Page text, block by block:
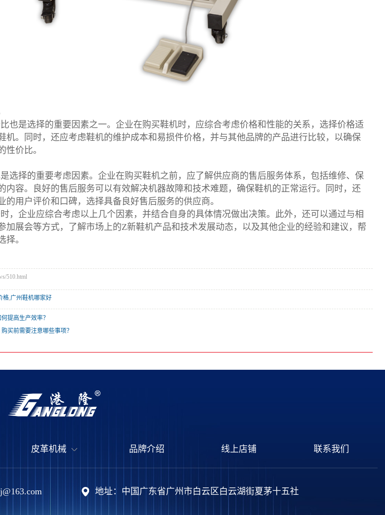
也是选择的重要因素之一。企业在购买鞋机时，应综合考虑价格和性能的关系，选择价格适
机。同时，还应考虑鞋机的维护成本和易损件价格，并与其他品牌的产品进行比较，以确保
性价比。
选择的重要考虑因素。企业在购买鞋机之前，应了解供应商的售后服务体系，包括维修、保
内容。良好的售后服务可以有效解决机器故障和技术难题，确保鞋机的正常运行。同时，还
的用户评价和口碑，选择具备良好售后服务的供应商。
，企业应综合考虑以上几个因素，并结合自身的具体情况做出决策。此外，还可以通过与相
加展会等方式，了解市场上的Z新鞋机产品和技术发展动态，以及其他企业的经验和建议，帮
择。
510.html
格,广州鞋机哪家好
提高生产效率？
买前需要注意哪些事项？
皮革机械 品牌介绍 线上店铺 联系我们
地址：中国广东省广州市白云区白云湖街夏茅十五社